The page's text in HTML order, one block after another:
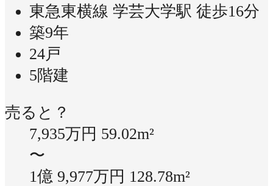
東急東横線 学芸大学駅 徒歩16分
築9年
24戸
5階建
売ると？
7,935万円 59.02m²
〜
1億 9,977万円 128.78m²